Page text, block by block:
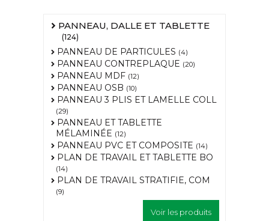
PANNEAU, DALLE ET TABLETTE
(124)
PANNEAU DE PARTICULES (4)
PANNEAU CONTREPLAQUE (20)
PANNEAU MDF (12)
PANNEAU OSB (10)
PANNEAU 3 PLIS ET LAMELLE COLL
(29)
PANNEAU ET TABLETTE
MÉLAMINÉE (12)
PANNEAU PVC ET COMPOSITE (14)
PLAN DE TRAVAIL ET TABLETTE BO
(14)
PLAN DE TRAVAIL STRATIFIE, COM
(9)
Voir les produits